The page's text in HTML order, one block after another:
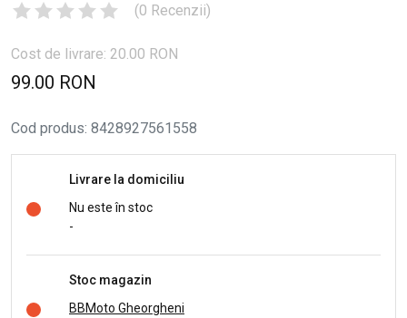
(0 Recenzii)
Cost de livrare: 20.00 RON
99.00 RON
Cod produs: 8428927561558
Livrare la domiciliu
Nu este în stoc
-
Stoc magazin
BBMoto Gheorgheni